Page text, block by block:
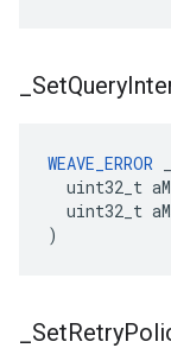
SetQuery
WEAVE_ERROR
uint32_t
uint32_t
)
SetRetry